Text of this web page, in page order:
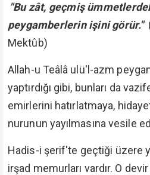
"Bu zât, geçmiş
peygamberlerin işini görür."
Mektûb)
Allah-u Teâlâ ulü'l-azm
yaptırdığı gibi, bunları da
emirlerini hatırlatmaya,
nurunun yayılmasına vesile
Hadis-i şerif'te geçtiği üzere
irşad memurları vardır. O